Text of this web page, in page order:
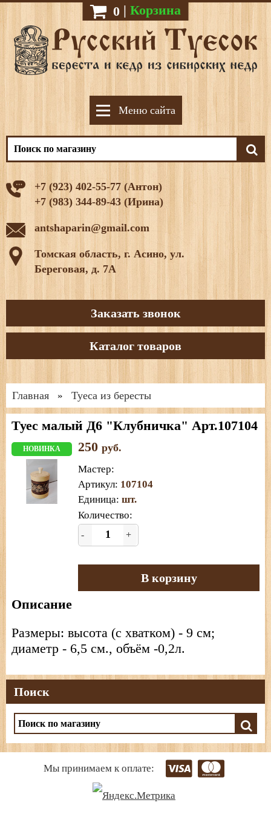
0 | Корзина
Меню сайта
+7 (923) 402-55-77 (Антон)
+7 (983) 344-89-43 (Ирина)
antshaparin@gmail.com
Томская область, г. Асино, ул.
Береговая, д. 7А
Заказать звонок
Каталог товаров
Главная » Туеса из бересты
Туес малый Д6 "Клубничка" Арт.107104
НОВИНКА 250 руб.
Мастер:
Артикул: 107104
Единица: шт.
Количество:
- +
В корзину
Описание
Размеры: высота (с хватком) - 9 см;
диаметр - 6,5 см., объём -0,2л.
Поиск
Мы принимаем к оплате: